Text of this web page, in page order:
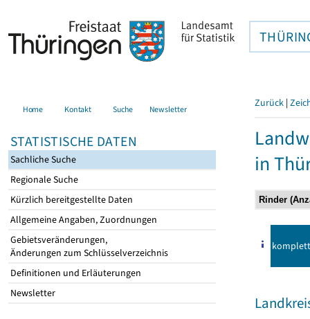
Home Kontakt Suche Newsletter
STATISTISCHE DATEN
Sachliche Suche
Regionale Suche
Kürzlich bereitgestellte Daten
Allgemeine Angaben, Zuordnungen
Gebietsveränderungen,
Änderungen zum Schlüsselverzeichnis
Definitionen und Erläuterungen
Newsletter
Zurück |
in
komplett